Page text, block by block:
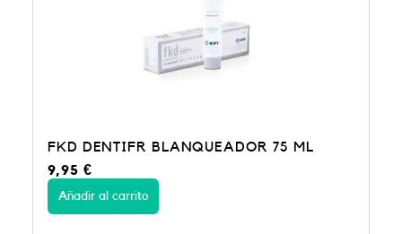
FKD DENTIFR BLANQUEADOR 75 ML
9,95 €
Añadir al carrito